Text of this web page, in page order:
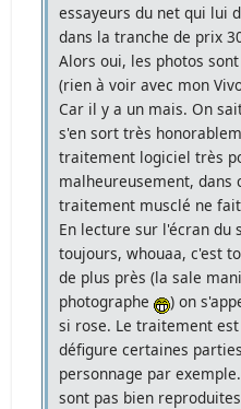
essayeurs du net qui lui
dans la tranche de prix
Alors oui, les photos
(rien à voir avec mon
Car il y a un mais. On
s'en sort très
traitement logiciel très
malheureusement, dans
traitement musclé ne
En lecture sur l'écran du
toujours, whouaa, c'est
de plus près (la sale
photographe
) on
si rose. Le traitement
défigure certaines
personnage par
sont pas bien